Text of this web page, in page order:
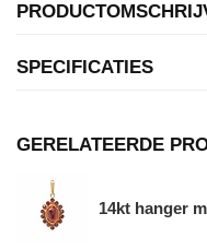
SPECIFICATIES
GERELATEERDE
14kt hanger